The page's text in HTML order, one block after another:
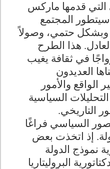
التي قدمها ماركس
سيتطور المجتمع
وبشكل حتمي، وصولاً
هذا الطرح
في ثقافة يغيب
العديدون
الواقع والأمور
السياسية
التاريخي.
السياسي فراغًا
إذ اتخذت بعض
نموذج الدولة
البروليتاريا